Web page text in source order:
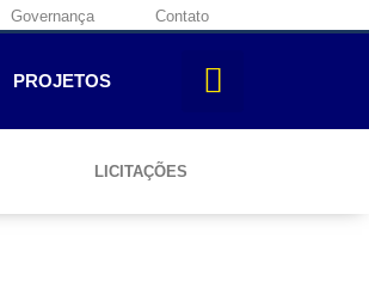
Governança Contato
PROJETOS
LICITAÇÕES